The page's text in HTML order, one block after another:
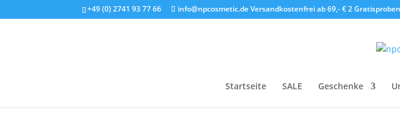
+49 (0) 2741 93 77 66 info@npcosmetic.de Versandkostenfrei ab 69,- € 2 Gratisproben
Startseite SALE Geschenke